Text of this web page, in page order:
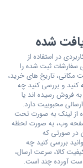
شده
در استفاده از
سفارشات ثبت شده را
مکانی، تاریخ های خرید،
و بررسی کنید چه
به فروش رسیده اند یا
محبوبیت دارد.
از لینک به صورت تحت
وب، به صورت لحظه
در صورتی که
بررسی کنید چه
کالا، سرعت ارسال،
آورده چند است.